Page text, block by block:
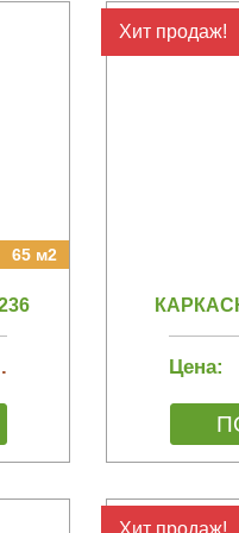
65 м2
Цена:
Хит продаж!
Хит продаж!